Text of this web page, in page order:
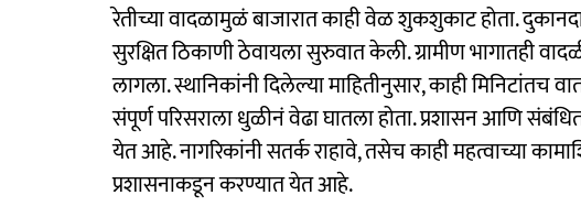
रेतीच्या वादळामुळं बाजारात काही वेळ शुकशुकाट होता.
सुरक्षित ठिकाणी ठेवायला सुरुवात केली. ग्रामीण भागातही
लागला. स्थानिकांनी दिलेल्या माहितीनुसार, काही
संपूर्ण परिसराला धुळीनं वेढा घातला होता. प्रशासन आणि
येत आहे. नागरिकांनी सतर्क राहावे, तसेच काही महत्वाच्या
प्रशासनाकडून करण्यात येत आहे.